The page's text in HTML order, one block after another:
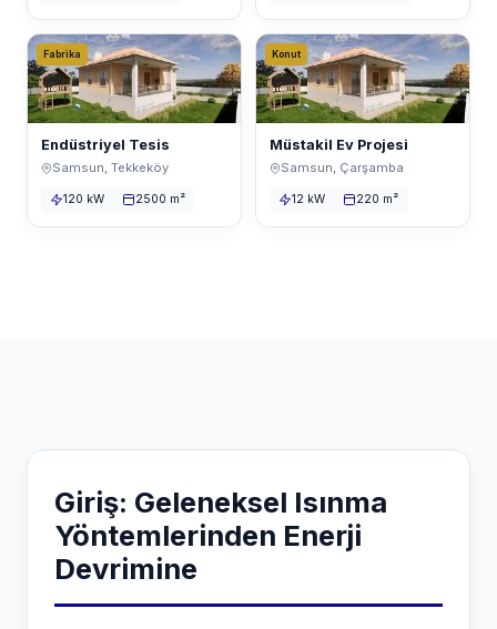
Fabrika
Endüstriyel Tesis
Samsun, Tekkeköy
120 kW 2500 m²
Konut
Müstakil Ev Projesi
Samsun, Çarşamba
12 kW 220 m²
Giriş: Geleneksel Isınma
Yöntemlerinden Enerji
Devrimine